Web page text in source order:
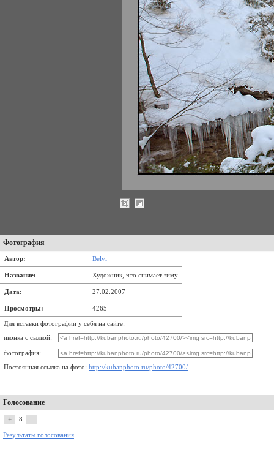
Фотография
Автор: Belvi
Название: Художник, что снимает зиму
Дата: 27.02.2007
Просмотры: 4265
Для вставки фотографии у себя на сайте:
иконка с сылкой:
фотография:
Постоянная ссылка на фото: http://kubanphoto.ru/photo/42700/
Голосование
+ 8 –
Результаты голосования